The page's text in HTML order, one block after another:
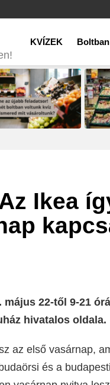
KVÍZEK
Ikea
22-től 9-21
hivatalos oldala.
az első vasárnap,
és a